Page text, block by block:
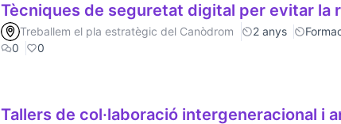
Tècniques de seguretat digital per evitar la
Treballem el pla estratègic del Canòdrom 2 anys
0
0
Tallers de col·laboració intergeneracional i